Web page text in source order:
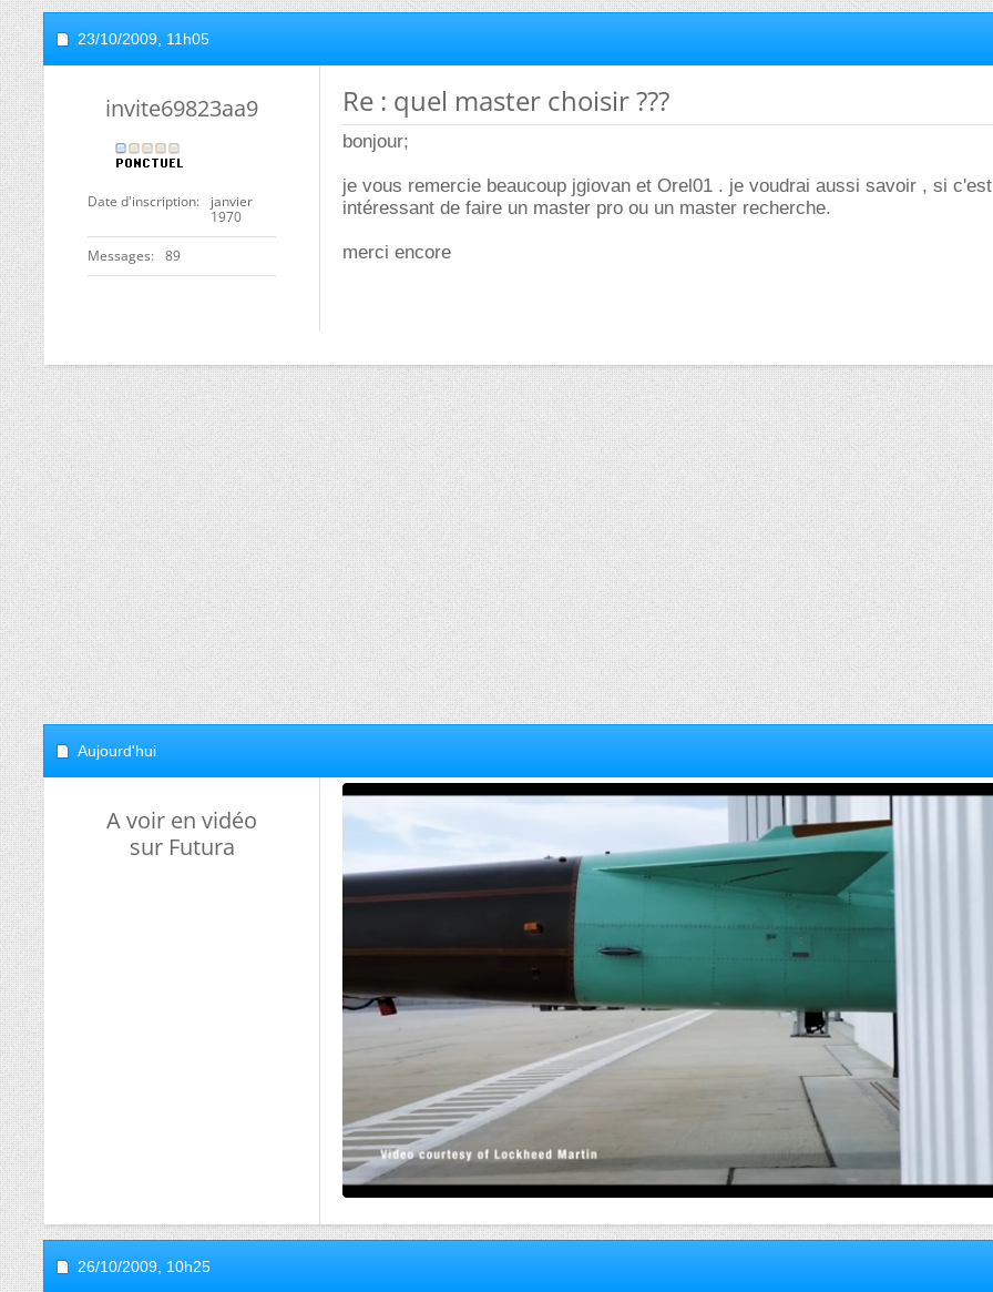
23/10/2009, 11h05
invite69823aa9
Date d'inscription
janvier
1970
Messages 89
Re : quel master choisir ???
bonjour;
je vous remercie beaucoup jgiovan et Orel01 . je voudrai aussi savoir , si
intéressant de faire un master pro ou un master recherche.
merci encore
Aujourd'hui
A voir en vidéo
sur Futura
26/10/2009, 10h25